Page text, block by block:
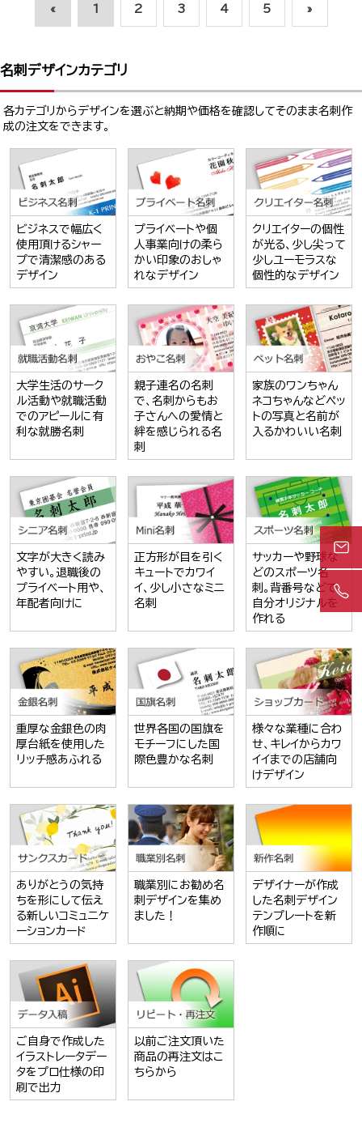
« 1 2 3 4 5 »
名刺デザインカテゴリ
各カテゴリからデザインを選ぶと納期や価格を確認してそのまま名刺作
成の注文をできます。
ビジネスで幅広く
使用頂けるシャー
プで清潔感のある
デザイン
プライベートや個
人事業向けの柔ら
かい印象のおしゃ
れなデザイン
クリエイターの個性
が光る、少し尖って
少しユーモラスな
個性的なデザイン
大学生活のサーク
ル活動や就職活動
でのアピールに有
利な就勝名刺
親子連名の名刺
で、名刺からもお
子さんへの愛情と
絆を感じられる名
刺
家族のワンちゃん
ネコちゃんなどペッ
トの写真と名前が
入るかわいい名刺
文字が大きく読み
やすい。退職後の
プライベート用や、
年配者向けに
正方形が目を引く
キュートでカワイ
イ、少し小さなミニ
名刺
サッカーや野球な
どのスポーツ名
刺。背番号などで
自分オリジナルを
作れる
重厚な金銀色の肉
厚台紙を使用した
リッチ感あふれる
世界各国の国旗を
モチーフにした国
際色豊かな名刺
様々な業種に合わ
せ、キレイからカワ
イイまでの店舗向
けデザイン
ありがとうの気持
ちを形にして伝え
る新しいコミュニケ
ーションカード
職業別にお勧め名
刺デザインを集め
ました！
デザイナーが作成
した名刺デザイン
テンプレートを新
作順に
ご自身で作成した
イラストレータデー
タをプロ仕様の印
刷で出力
以前ご注文頂いた
商品の再注文はこ
ちらから